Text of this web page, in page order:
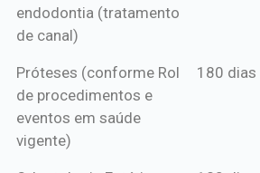
endodontia (tratamento
de canal)
Próteses (conforme Rol
de procedimentos e
eventos em saúde
vigente)
180 dias